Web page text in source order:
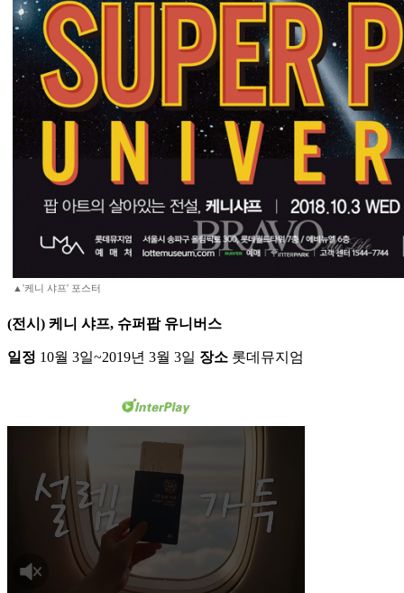
▲'케니 샤프' 포스터
(전시) 케니 샤프, 슈퍼팝 유니버스
일정 10월 3일~2019년 3월 3일 장소 롯데뮤지엄